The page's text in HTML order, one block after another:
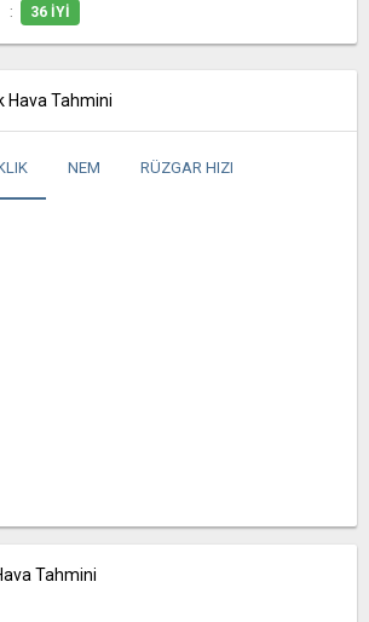
36 İYI
Hava Tahmini
NEM RÜZGAR HIZI
Tahmini